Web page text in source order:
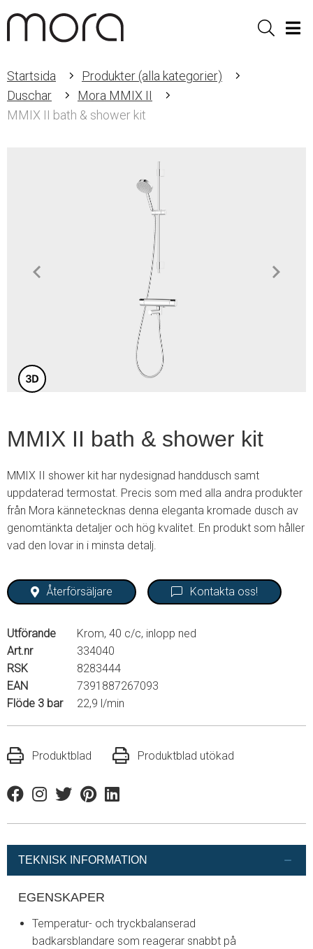
Sök
Startsida
Produkter (alla kategorier)
Duschar
Mora MMIX II
MMIX II bath & shower kit
MMIX II bath & shower kit
MMIX II shower kit har nydesignad handdusch samt
uppdaterad termostat. Precis som med alla andra produkter
från Mora kännetecknas denna eleganta kromade dusch av
genomtänkta detaljer och hög kvalitet. En produkt som håller
vad den lovar in i minsta detalj.
Återförsäljare Kontakta oss!
Utförande
Krom, 40 c/c, inlopp ned
Art.nr
334040
RSK
8283444
EAN
7391887267093
Flöde 3 bar
22,9 l/min
Produktblad Produktblad utökad
FacebookInstagram
TwitterPinterestLinkedin
TEKNISK INFORMATION
EGENSKAPER
Temperatur- och tryckbalanserad
badkarsblandare som reagerar snabbt på